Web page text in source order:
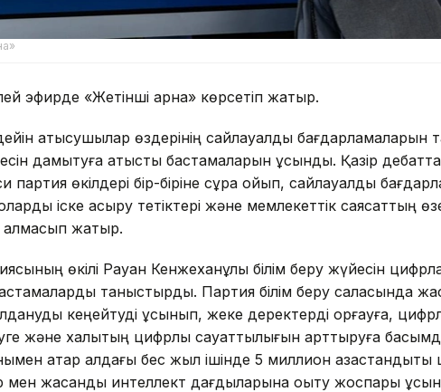
эфирде «Жетінші арна» көрсетіп жатыр.
дейін қатысушылар өздерінің сайлауалды
дамытуға қатысты бастамаларын ұсынды. Қазір
партия өкілдері бір-біріне сұрақ қойып, сайлауалды
іске асыру тетіктері және мемлекеттік саясаттың
алмасып жатыр.
өкілі Рауан Кенжеханұлы білім беру жүйесін
таныстырды. Партия білім беру саласында
кеңейтуді ұсынып, жеке деректерді қорғауға, цифрлық
және халықтың цифрлық сауаттылығын арттыруға
қатар алдағы бес жыл ішінде 5 миллион қазақстандықты
мен жасанды интеллект дағдыларына оқыту жоспары